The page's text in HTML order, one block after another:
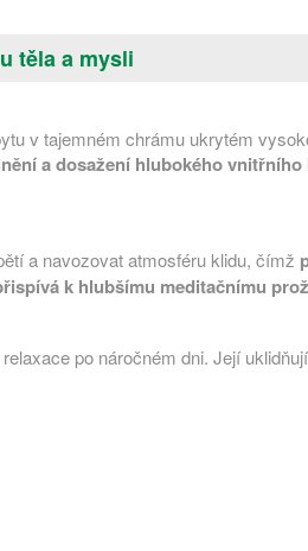
těla a mysli
v tajemném chrámu ukrytém
a dosažení hlubokého vnitřního
a navozovat atmosféru klidu, čímž
k hlubšímu meditačnímu
po náročném dni. Její